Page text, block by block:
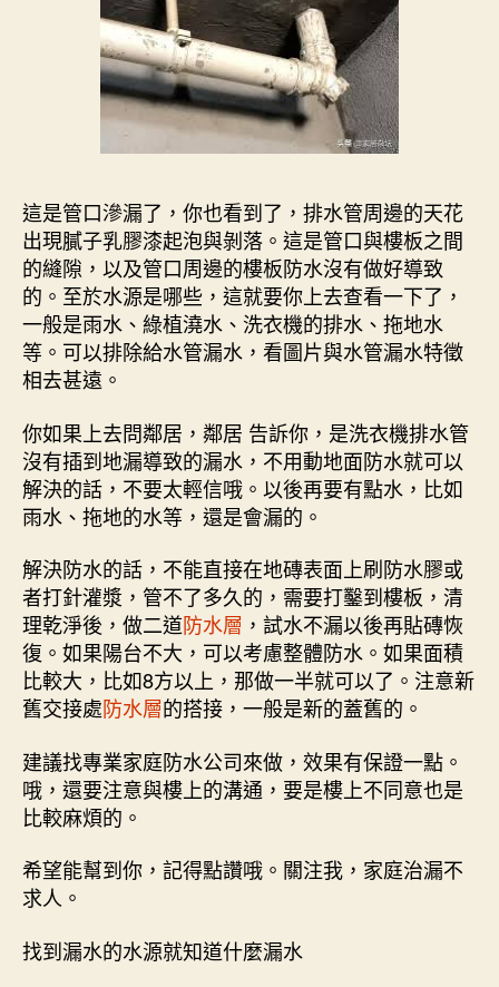
這是管口滲漏了，你也看到了，排水管周邊的天花
出現膩子乳膠漆起泡與剝落。這是管口與樓板之間
的縫隙，以及管口周邊的樓板防水沒有做好導致
的。至於水源是哪些，這就要你上去查看一下了，
一般是雨水、綠植澆水、洗衣機的排水、拖地水
等。可以排除給水管漏水，看圖片與水管漏水特徵
相去甚遠。
你如果上去問鄰居，鄰居 告訴你，是洗衣機排水管
沒有插到地漏導致的漏水，不用動地面防水就可以
解決的話，不要太輕信哦。以後再要有點水，比如
雨水、拖地的水等，還是會漏的。
解決防水的話，不能直接在地磚表面上刷防水膠或
者打針灌漿，管不了多久的，需要打鑿到樓板，清
理乾淨後，做二道防水層 ，試水不漏以後再貼磚恢
復。如果陽台不大，可以考慮整體防水。如果面積
比較大，比如8方以上，那做一半就可以了。注意新
舊交接處防水層的搭接，一般是新的蓋舊的。
建議找專業家庭防水公司來做，效果有保證一點。
哦，還要注意與樓上的溝通，要是樓上不同意也是
比較麻煩的。
希望能幫到你，記得點讚哦。關注我，家庭治漏不
求人。
找到漏水的水源就知道什麼漏水